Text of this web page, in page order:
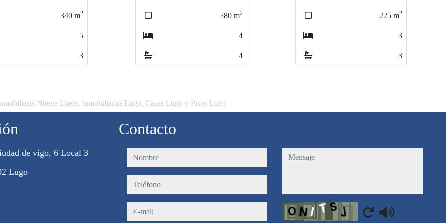
380 m2
4
4
225m2
3
3
255 m2
4
3
380m2
4
4
225m2
3
3
255m2
4
3
Nueva Llave, Inmobiliarias Lugo, Casas Lugo y Pisos Lugo
de vigo, 6 Local 3
Lugo
Contacto
nombre
teléfono
e-mail
mensaje
Captcha